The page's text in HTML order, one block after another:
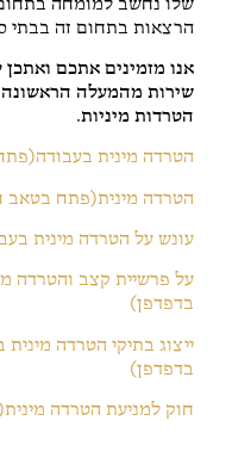
הרצאות בתחום זה בבתי
אנו מזמינים אתכם
שירות מהמעלה הראשונה
הטרדות מיניות.
הטרדה מינית
הטרדה מינית(פתח בטאב
עונש על הטרדה מינית
על פרשיית קצב והטרדה
בדפדפן)
ייצוג בתיקי הטרדה
בדפדפן)
חוק למניעת הטרדה